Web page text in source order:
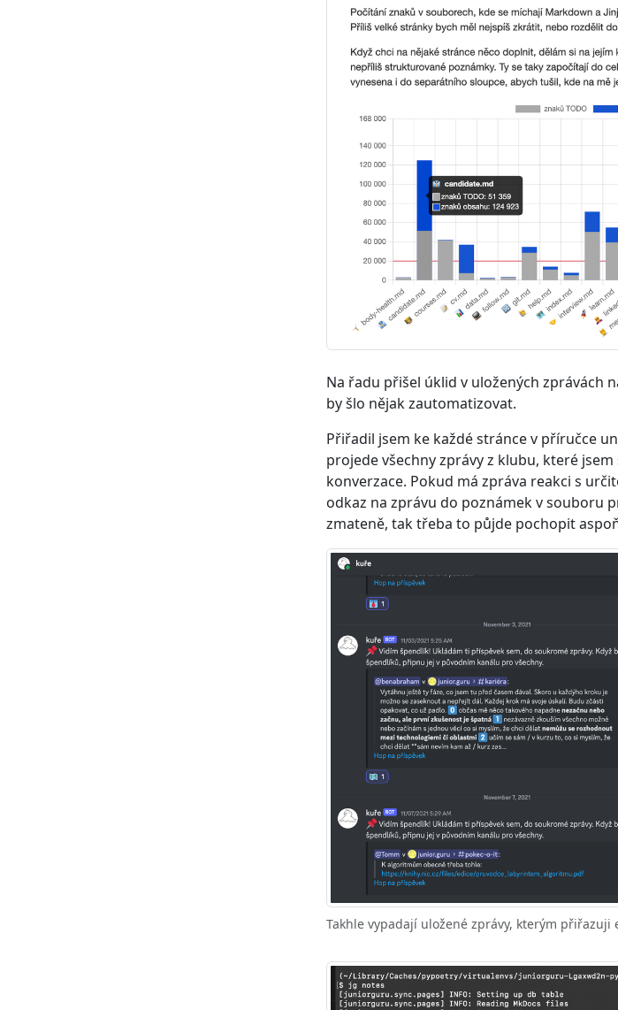
Na řadu přišel úklid v uložených zprávách
by šlo nějak zautomatizovat.
Přiřadil jsem ke každé stránce v příručce
projede všechny zprávy z klubu, které
konverzace. Pokud má zpráva reakci s
odkaz na zprávu do poznámek v souboru
zmateně, tak třeba to půjde pochopit
Takhle vypadají uložené zprávy, kterým přiřazuji